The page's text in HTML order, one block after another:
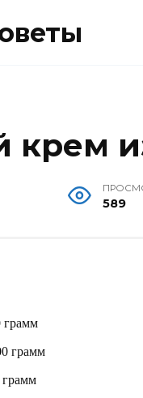
крем
589
грамм
грамм
грамм